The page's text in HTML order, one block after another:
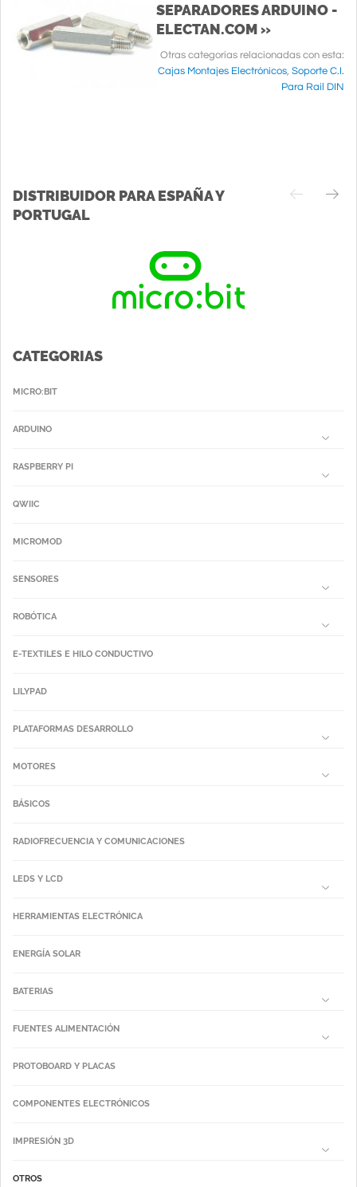
SEPARADORES ARDUINO -
ELECTAN.COM »
Otras categorias relacionadas con esta:
Cajas Montajes Electrónicos, Soporte C.I.
Para Rail DIN
DISTRIBUIDOR PARA ESPAÑA Y
PORTUGAL
CATEGORIAS
MICRO:BIT
ARDUINO
RASPBERRY PI
QWIIC
MICROMOD
SENSORES
ROBÓTICA
E-TEXTILES E HILO CONDUCTIVO
LILYPAD
PLATAFORMAS DESARROLLO
MOTORES
BÁSICOS
RADIOFRECUENCIA Y COMUNICACIONES
LEDS Y LCD
HERRAMIENTAS ELECTRÓNICA
ENERGÍA SOLAR
BATERIAS
FUENTES ALIMENTACIÓN
PROTOBOARD Y PLACAS
COMPONENTES ELECTRÓNICOS
IMPRESIÓN 3D
OTROS